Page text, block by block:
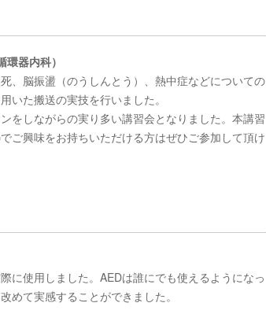
器内科）
、脳振盪（のうしんとう）、熱中症などについての
いた搬送の実技を行いました。
をしながらの実り多い講習会となりました。本講習
ご興味をお持ちいただける方はぜひご参加して頂け
に使用しました。AEDは誰にでも使えるようになっ
めて実感することができました。